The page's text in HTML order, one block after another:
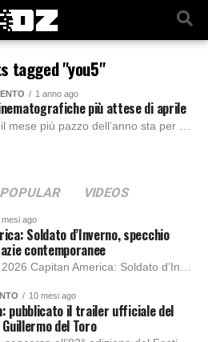
tagged "you5"
1 anno ago
più attese di aprile
POPULAR VIDEOS
mesi ago
Soldato d’Inverno, specchio
contemporanee
10 mesi ago
pubblicato il trailer ufficiale del
del Toro